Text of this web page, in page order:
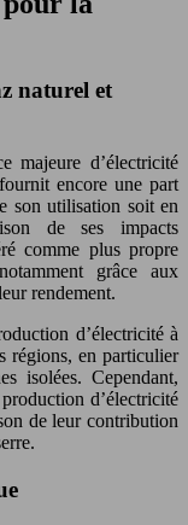
naturel et
majeure d’électricité
encore une part
son utilisation soit en
de ses impacts
comme plus propre
grâce aux
rendement.
d’électricité à
régions, en particulier
isolées. Cependant,
d’électricité
de leur contribution